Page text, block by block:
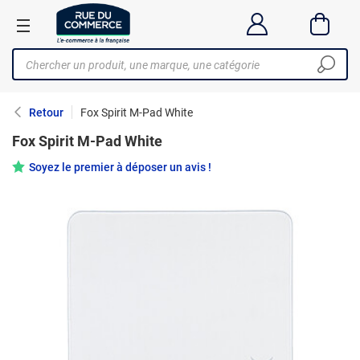
Retour Fox Spirit M-Pad White
Fox Spirit M-Pad White
Soyez le premier à déposer un avis !